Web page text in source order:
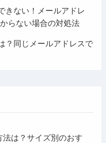
きない！メールアドレ
らない場合の対処法
？同じメールアドレスで
法は？サイズ別のおす